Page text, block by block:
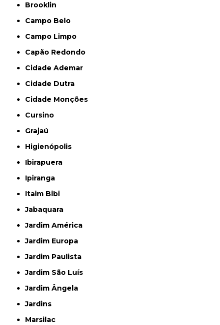
Brooklin
Campo Belo
Campo Limpo
Capão Redondo
Cidade Ademar
Cidade Dutra
Cidade Monções
Cursino
Grajaú
Higienópolis
Ibirapuera
Ipiranga
Itaim Bibi
Jabaquara
Jardim América
Jardim Europa
Jardim Paulista
Jardim São Luís
Jardim Ângela
Jardins
Marsilac